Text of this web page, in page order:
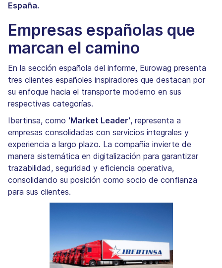
España.
Empresas españolas que
marcan el camino
En la sección española del informe, Eurowag presenta
tres clientes españoles inspiradores que destacan por
su enfoque hacia el transporte moderno en sus
respectivas categorías.
Ibertinsa, como 'Market Leader', representa a
empresas consolidadas con servicios integrales y
experiencia a largo plazo. La compañía invierte de
manera sistemática en digitalización para garantizar
trazabilidad, seguridad y eficiencia operativa,
consolidando su posición como socio de confianza
para sus clientes.